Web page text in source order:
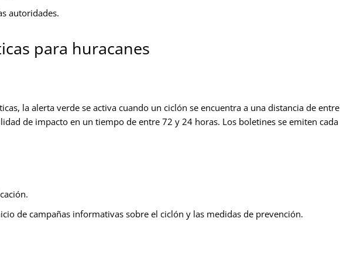
autoridades.
para huracanes
la alerta verde se activa cuando un ciclón se encuentra a una distancia de entre
de impacto en un tiempo de entre 72 y 24 horas. Los boletines se emiten cada
de campañas informativas sobre el ciclón y las medidas de prevención.